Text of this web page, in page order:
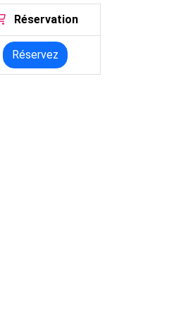
Réservation
Réservez